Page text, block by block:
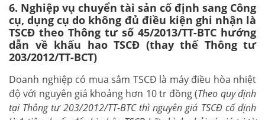
6. Nghiệp vụ chuyển tài sản cố định sang Công
cụ, dụng cụ do không đủ điều kiện ghi nhận là
TSCĐ theo Thông tư số 45/2013/TT-BTC hướng
dẫn về khấu hao TSCĐ (thay thế Thông tư
203/2012/TT-BCT)
Doanh nghiệp có mua sắm TSCĐ là máy điều hòa nhiệt
độ với nguyên giá khoảng hơn 10 tr đồng (Theo quy định
tại Thông tư 203/2012/TT-BTC thì nguyên giá TSCĐ cố định